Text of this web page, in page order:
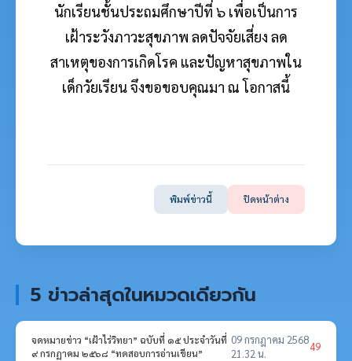
นักเรียนชั้นประถมศึกษาปีที่ ๖ เพื่อเป็นการ
เฝ้าระวังภาวะสุขภาพ ลดปัจจัยเสี่ยง ลด
สาเหตุของการเกิดโรค และปัญหาสุขภาพใน
เด็กวัยเรียนจึงขอขอบคุณมา ณ โอกาสนี้
พิมพ์ข่าวนี้ ปิดหน้าต่าง
5 ข่าวล่าสุดในหมวดเดียวกัน
จดหมายข่าว “เฝ้าไร่วิทยา” ฉบับที่ ๑๕ ประจำวันที่
๙ กรกฏาคม ๒๕๖๘ “ทดสอบการอ่านเขียน”
09 กรกฎาคม 2568
21.32 น.
49